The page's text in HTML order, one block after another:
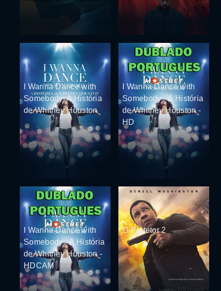
I Wanna Dance with
Somebody: A História
de Whitney Houston
I Wanna Dance with
Somebody - A História
de Whitney Houston -
HD
I Wanna Dance with
Somebody - A História
de Whitney Houston -
HDCAM
O Protetor 2